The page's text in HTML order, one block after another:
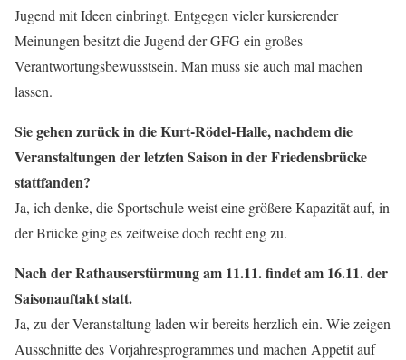
Jugend mit Ideen einbringt. Entgegen vieler kursierender
Meinungen besitzt die Jugend der GFG ein großes
Verantwortungsbewusstsein. Man muss sie auch mal machen
lassen.
Sie gehen zurück in die Kurt-Rödel-Halle, nachdem die
Veranstaltungen der letzten Saison in der Friedensbrücke
stattfanden?
Ja, ich denke, die Sportschule weist eine größere Kapazität auf, in
der Brücke ging es zeitweise doch recht eng zu.
Nach der Rathauserstürmung am 11.11. findet am 16.11. der
Saisonauftakt statt.
Ja, zu der Veranstaltung laden wir bereits herzlich ein. Wie zeigen
Ausschnitte des Vorjahresprogrammes und machen Appetit auf